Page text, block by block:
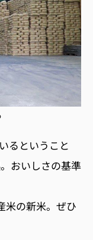
るということ
おいしさの基準
米の新米。ぜひ